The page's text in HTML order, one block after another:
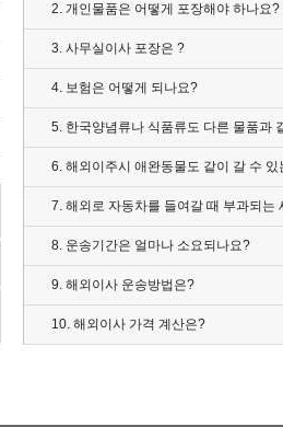
2. 개인물품은 어떻게 포장해야 하나요?
3. 사무실이사 포장은 ?
4. 보험은 어떻게 되나요?
5. 한국양념류나 식품류도 다른 물품과
6. 해외이주시 애완동물도 같이 갈 수 있
7. 해외로 자동차를 들여갈 때 부과되는
8. 운송기간은 얼마나 소요되나요?
9. 해외이사 운송방법은?
10. 해외이사 가격 계산은?